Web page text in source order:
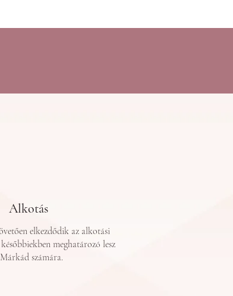
Alkotás
elkezdődik az alkotási
meghatározó lesz
számára.